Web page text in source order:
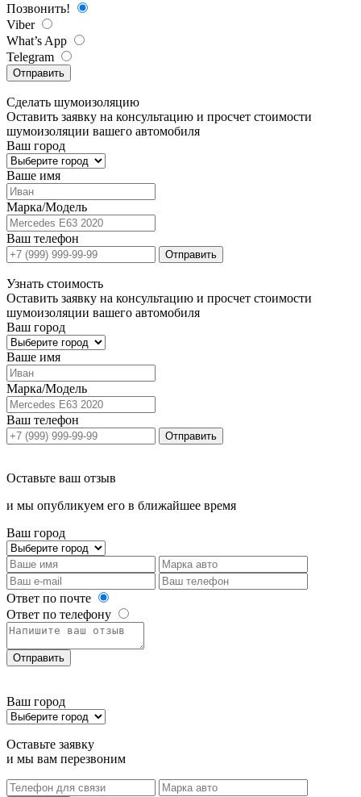
Позвонить!
Viber
What’s App
Telegram
Отправить
Сделать шумоизоляцию
Оставить заявку на консультацию и просчет стоимости
шумоизоляции вашего автомобиля
Ваш город
Ваше имя
Марка/Модель
Ваш телефон
Отправить
Узнать стоимость
Оставить заявку на консультацию и просчет стоимости
шумоизоляции вашего автомобиля
Ваш город
Ваше имя
Марка/Модель
Ваш телефон
Отправить
Оставьте ваш отзыв
и мы опубликуем его в ближайшее время
Ваш город
Ответ по почте
Ответ по телефону
Отправить
Ваш город
Оставьте заявку
и мы вам перезвоним